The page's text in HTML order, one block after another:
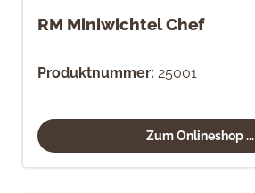
RM Miniwichtel Chef
Produktnummer: 25001
Zum Onlineshop ...